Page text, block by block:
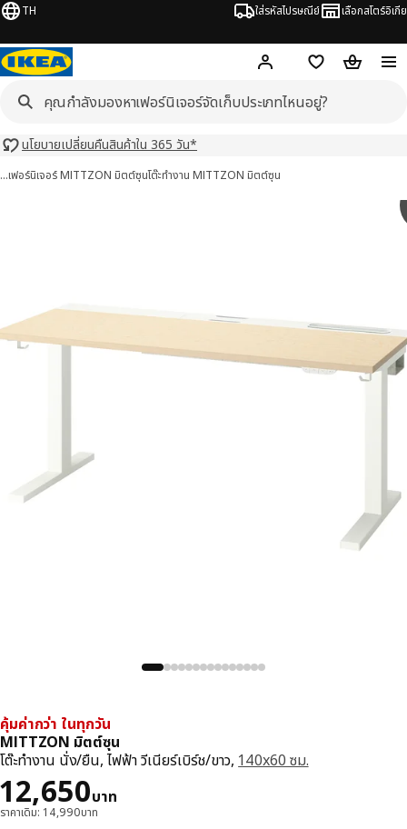
TH ใส่รหัสไปรษณีย์ เลือกสโตร์อิเกีย
Hej! เข้าสู่ระบบ หรือ ลงทะเ
ช้อปปิ้งลิสต์ตะกร้าสินค้
นโยบายเปลี่ยนคืนสินค้าใน 365 วัน*
…เฟอร์นิเจอร์ MITTZON มิตต์ซุนโต๊ะทำงาน MITTZON มิตต์ซุน
คุ้มค่ากว่า ในทุกวัน
MITTZON มิตต์ซุน
โต๊ะทำงาน นั่ง/ยืน, ไฟฟ้า วีเนียร์เบิร์ช/ขาว, 140x60 ซม.
12,650บาท
ราคา 12650บาท
ราคาเดิม: 14,990บาท